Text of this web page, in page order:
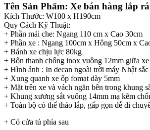
Tên Sản Phẩm: Xe bán hàng lắp
Kích Thước: W100 x H190cm
Quy Cách Kỹ Thuật:
+ Phần mái che: Ngang 110 cm x Cao 30cm
+ Phần xe : Ngang 100cm x Hông 50cm x
+ Bánh xe chịu lực 80kg
+ Bốn thanh chống inox vuông 12mm giữa
+ Hình ảnh : In decan ngoài trời máy Nhật
+ Xung quanh xe ốp fomat dày 5mm
+ Mặt trên xe và vách ngăn bên trong khung
+ Khung xương sắt vuông 14mm mạ kẽm
+ Toàn bộ có thể tháo lắp, gấp gọn dễ di
+ Có cửa tủ phía sau